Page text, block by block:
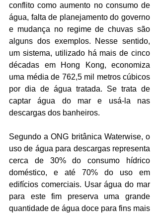
conflito como aumento no consumo de
água, falta de planejamento do governo
e mudança no regime de chuvas são
alguns dos exemplos. Nesse sentido,
um sistema, utilizado há mais de cinco
décadas em Hong Kong, economiza
uma média de 762,5 mil metros cúbicos
por dia de água tratada. Se trata de
captar água do mar e usá-la nas
descargas dos banheiros.
Segundo a ONG britânica Waterwise, o
uso de água para descargas representa
cerca de 30% do consumo hídrico
doméstico, e até 70% do uso em
edifícios comerciais. Usar água do mar
para este fim preserva uma grande
quantidade de água doce para fins mais